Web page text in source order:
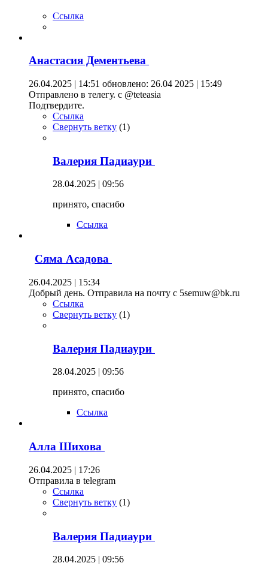
Ссылка
Анастасия Дементьева
26.04.2025 | 14:51 обновлено: 26.04 2025 | 15:49
Отправлено в телегу. с @teteasia
Подтвердите.
Ссылка
Свернуть ветку (1)
Валерия Падиаури
28.04.2025 | 09:56
принято, спасибо
Ссылка
Сяма Асадова
26.04.2025 | 15:34
Добрый день. Отправила на почту с 5semuw@bk.ru
Ссылка
Свернуть ветку (1)
Валерия Падиаури
28.04.2025 | 09:56
принято, спасибо
Ссылка
Алла Шихова
26.04.2025 | 17:26
Отправила в telegram
Ссылка
Свернуть ветку (1)
Валерия Падиаури
28.04.2025 | 09:56